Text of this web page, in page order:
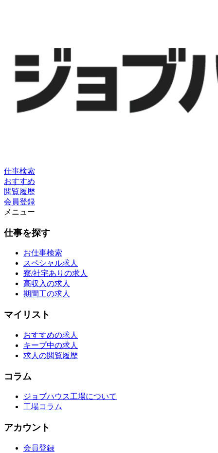
仕事検索
おすすめ
閲覧履歴
会員登録
メニュー
仕事を探す
お仕事検索
スペシャル求人
寮/社宅ありの求人
高収入の求人
期間工の求人
マイリスト
おすすめの求人
キープ中の求人
求人の閲覧履歴
コラム
ジョブハウス工場について
工場コラム
アカウント
会員登録